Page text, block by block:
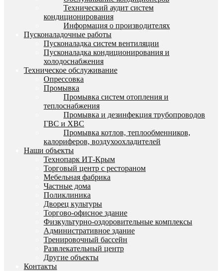
Технический аудит систем
кондиционирования
Информация о производителях
Пусконаладочные работы
Пусконаладка систем вентиляции
Пусконаладка кондиционирования и
холодоснабжения
Техническое обслуживание
Опрессовка
Промывка
Промывка систем отопления и
теплоснабжения
Промывка и дезинфекция трубопроводов
ГВС и ХВС
Промывка котлов, теплообменников,
калориферов, воздухоохладителей
Наши объекты
Технопарк ИТ-Крым
Торговый центр с рестораном
Мебельная фабрика
Частные дома
Поликлиника
Дворец культуры
Торгово-офисное здание
Физкультурно-оздоровительные комплексы
Административное здание
Тренировочный бассейн
Развлекательный центр
Другие объекты
Контакты